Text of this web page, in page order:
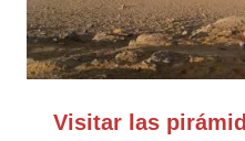
Visitar las